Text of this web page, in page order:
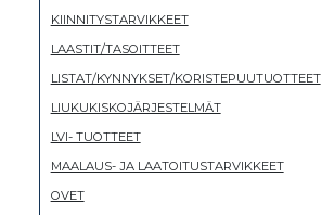
KIINNITYSTARVIKKEET
LAASTIT/TASOITTEET
LISTAT/KYNNYKSET/KORISTEPUUTUOTTEET
LIUKUKISKOJÄRJESTELMÄT
LVI- TUOTTEET
MAALAUS- JA LAATOITUSTARVIKKEET
OVET